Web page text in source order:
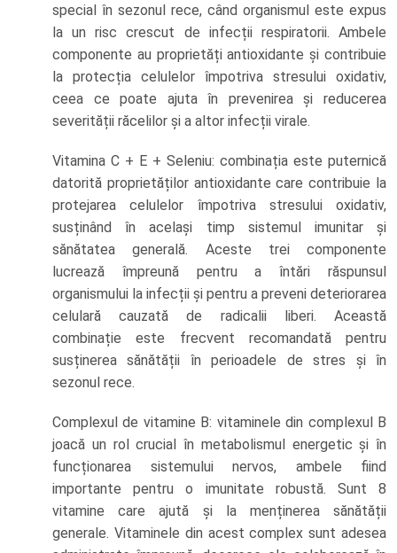
special în sezonul rece, când organismul este expus
la un risc crescut de infecții respiratorii. Ambele
componente au proprietăți antioxidante și contribuie
la protecția celulelor împotriva stresului oxidativ,
ceea ce poate ajuta în prevenirea și reducerea
severității răcelilor și a altor infecții virale.
Vitamina C + E + Seleniu: combinația este puternică
datorită proprietăților antioxidante care contribuie la
protejarea celulelor împotriva stresului oxidativ,
susținând în același timp sistemul imunitar și
sănătatea generală. Aceste trei componente
lucrează împreună pentru a întări răspunsul
organismului la infecții și pentru a preveni deteriorarea
celulară cauzată de radicalii liberi. Această
combinație este frecvent recomandată pentru
susținerea sănătății în perioadele de stres și în
sezonul rece.
Complexul de vitamine B: vitaminele din complexul B
joacă un rol crucial în metabolismul energetic și în
funcționarea sistemului nervos, ambele fiind
importante pentru o imunitate robustă. Sunt 8
vitamine care ajută și la menținerea sănătății
generale. Vitaminele din acest complex sunt adesea